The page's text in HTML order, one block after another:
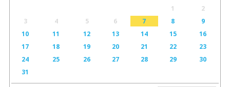
1
2
3
4 5 6 7 8
9
10
11 12 13 14 15
16
17
18 19 20 21 22
23
24
25 26 27 28 29
30
31